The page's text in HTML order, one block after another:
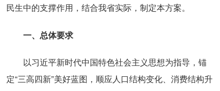
民生中的支撑作用，结合我省实际，制定本方案。
一、总体要求
以习近平新时代中国特色社会主义思想为指导，锚
定“三高四新”美好蓝图，顺应人口结构变化、消费结构升